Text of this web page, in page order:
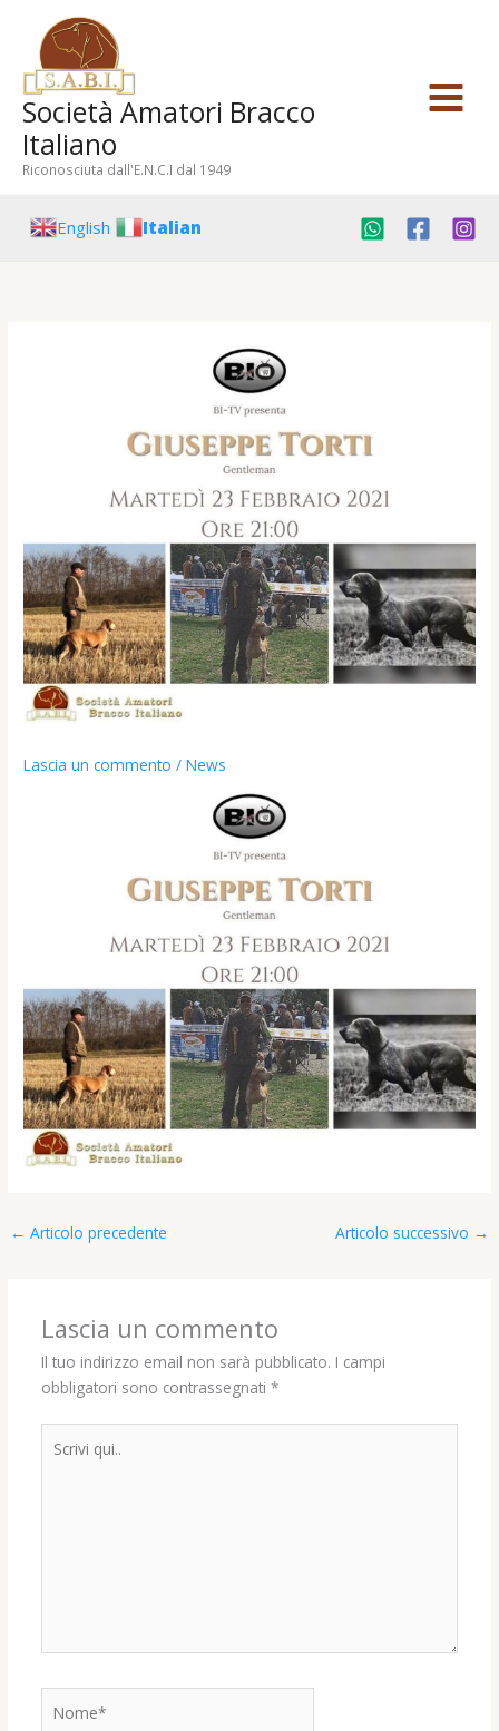
contenuto
Società Amatori Bracco
Italiano
Riconosciuta dall'E.N.C.I dal 1949
English Italian
Lascia un commento /News
← Articolo precedente Articolo successivo →
Lascia un commento
Il tuo indirizzo email non sarà pubblicato. I campi
obbligatori sono contrassegnati *
qui..